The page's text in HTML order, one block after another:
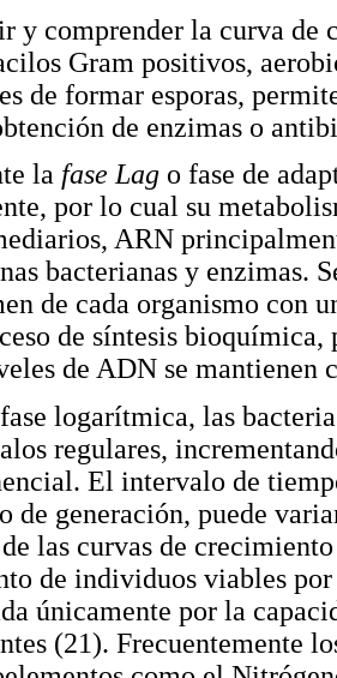
y comprender la curva de
Gram positivos,
de formar esporas,
de enzimas o
la fase Lag o fase de
por lo cual su
ARN
bacterianas y enzimas.
de cada organismo con
de síntesis
de ADN se mantienen
logarítmica, las
regulares,
El intervalo de
de generación, puede
las curvas de
de individuos viables
únicamente por la
(21). Frecuentemente